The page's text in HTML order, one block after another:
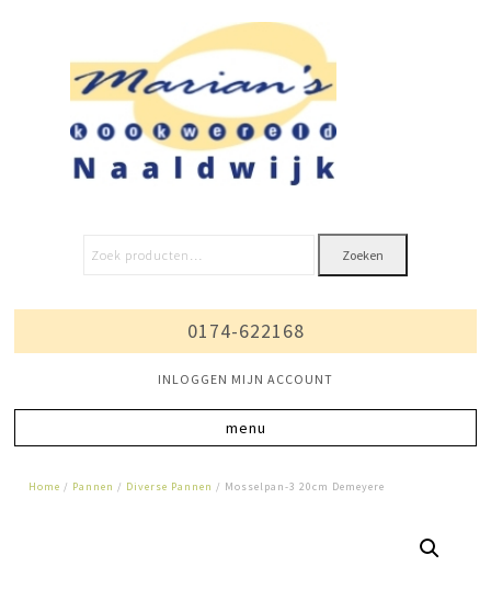
Zoeken
0174-622168
INLOGGEN MIJN ACCOUNT
Home / Pannen / Diverse Pannen / Mosselpan-3 20cm Demeyere